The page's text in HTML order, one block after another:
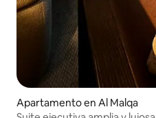
Apartamento en Al Malqa